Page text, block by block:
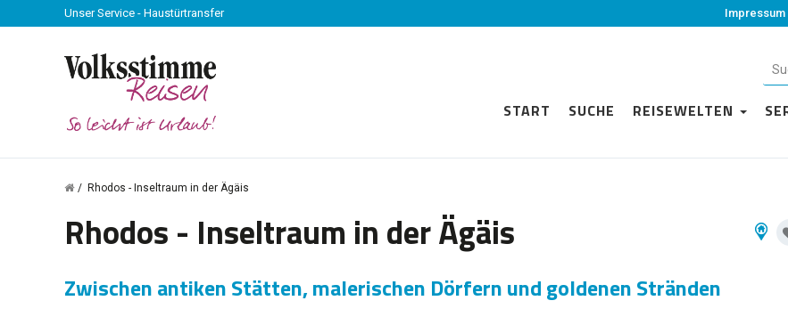
Unser Service - Haustürtransfer Impressum
START SUCHE REISEWELTEN
Rhodos - Inseltraum in der Ägäis
Rhodos - Inseltraum in der Ägäis
Zwischen antiken Stätten, malerischen Dörfern und goldenen Stränden